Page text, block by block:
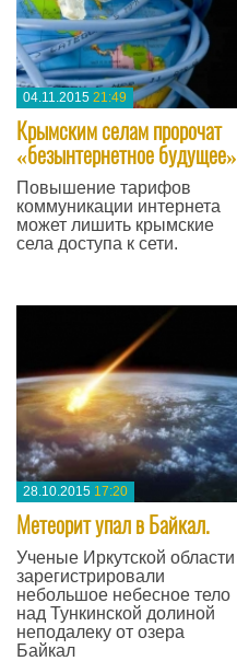
04.11.2015 21:49
Крымским селам пророчат
«безынтернетное будущее»
Повышение тарифов
коммуникации интернета
может лишить крымские
села доступа к сети.
28.10.2015 17:20
Метеорит упал в Байкал.
Ученые Иркутской области
зарегистрировали
небольшое небесное тело
над Тункинской долиной
неподалеку от озера
Байкал